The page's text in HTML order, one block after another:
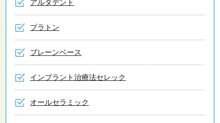
アルタデント
プラトン
ブレーンベース
インプラント治療法セレック
オールセラミック